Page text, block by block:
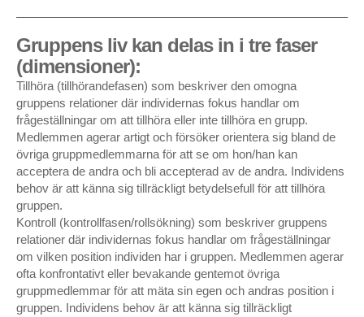
DANCE/PERFORMANCE
Unknown Pleasures – Kulturhuset & Orionteatern,
Stockholm/Pusterviksteatern, Göteborg/NorrlandsOperan,
Umeå/Gävle Teater/Dansstationen, Malmö/Dunkers
Kulturhus, Helsingborg/Jönköping Teater/Varberg
Teater/Konserthusteatern, Karlskrona /Sagateatern,
Linköping/Västerås Konserthus
Music For a Darkened Theatre – Södra Teatern,
Stockholm, Pusterviksteatern, Göteborg
Haunted Dancehall – Orionteatern,
Stockholm/Ludwigsburg, Germany/Pusterviksteatern,
Göteborg/Helsingborgs stadsteater/Kulturens hus,
Luleå/Folkets hus, Haparanda
Unreal Estate – Kungliga Operan, Stockholm
Gruppens liv kan delas in i tre faser
(dimensioner):
Tillhöra (tillhörandefasen) som beskriver den omogna
gruppens relationer där individernas fokus handlar om
frågeställningar om att tillhöra eller inte tillhöra en grupp.
Medlemmen agerar artigt och försöker orientera sig bland de
övriga gruppmedlemmarna för att se om hon/han kan
acceptera de andra och bli accepterad av de andra. Individens
behov är att känna sig tillräckligt betydelsefull för att tillhöra
gruppen.
Kontroll (kontrollfasen/rollsökning) som beskriver gruppens
relationer där individernas fokus handlar om frågeställningar
om vilken position individen har i gruppen. Medlemmen agerar
ofta konfrontativt eller bevakande gentemot övriga
gruppmedlemmar för att mäta sin egen och andras position i
gruppen. Individens behov är att känna sig tillräckligt